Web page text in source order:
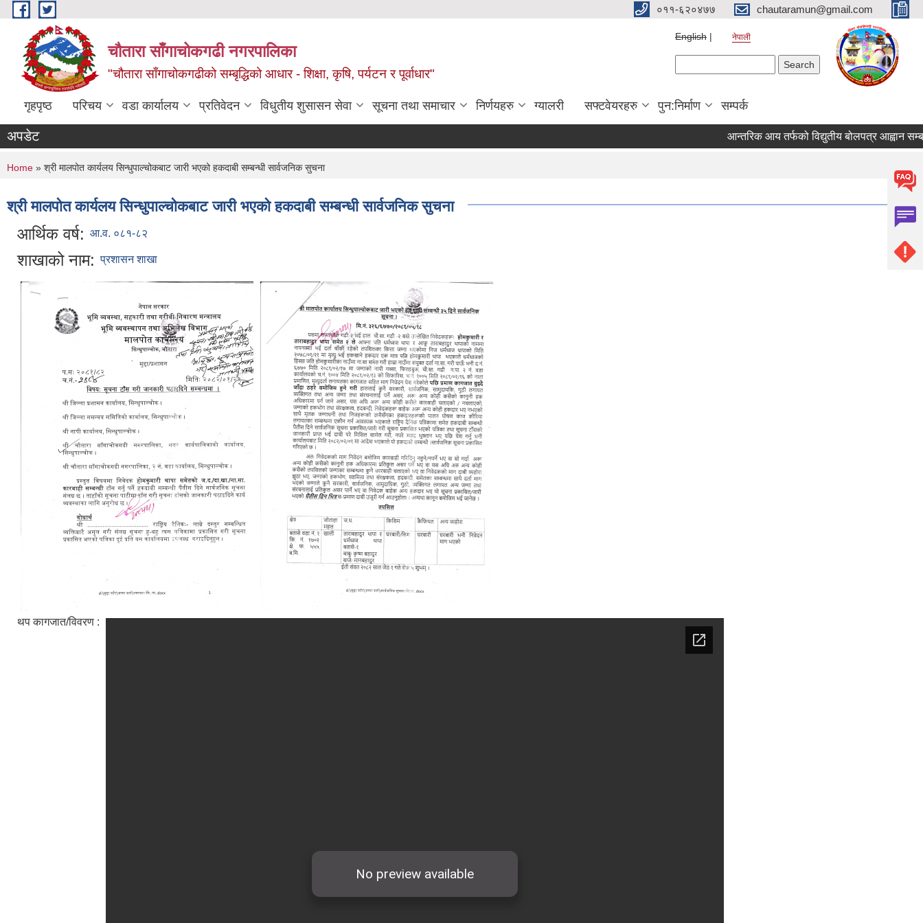
Skip to main content ०११-६२०४७७ chautaramun@gmail.com
चौतारा साँगाचोकगढी नगरपालिका
"चौतारा साँगाचोकगढीको सम्बृद्धिको आधार - शिक्षा, कृषि, पर्यटन र पूर्वाधार"
English नेपाली
गृहपृष्ठ परिचय वडा कार्यालय प्रतिवेदन विधुतीय शुसासन सेवा सूचना तथा समाचार निर्णयहरु ग्यालरी सफ्टवेयरहरु पुन:निर्माण सम्पर्क
अपडेट आन्तरिक आय तर्फको विद्युतीय बोलपत्र आह्वान सम्बन्धी
You are here
Home » श्री मालपोत कार्यलय सिन्धुपाल्चोकबाट जारी भएको हकदाबी सम्बन्धी सार्वजनिक सुचना
श्री मालपोत कार्यलय सिन्धुपाल्चोकबाट जारी भएको हकदाबी सम्बन्धी सार्वजनिक सुचना
आर्थिक वर्ष: आ.व. ०८१-८२
शाखाको नाम: प्रशासन शाखा
थप कागजात/विवरण :